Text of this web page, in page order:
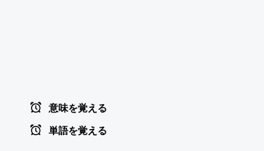
意味を覚える
単語を覚える